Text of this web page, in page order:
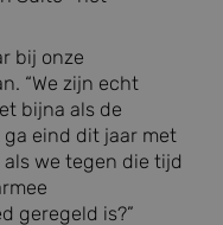
bij onze
“We zijn echt
bijna als de
eind dit jaar met
we tegen die tijd
geregeld is?”
Vervaldatum
4 weken 2
dagen
om de